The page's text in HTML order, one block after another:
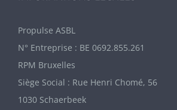
Propulse ASBL
N° Entreprise : BE 0692.855.261
RPM Bruxelles
Siège Social : Rue Henri Chomé, 56
1030 Schaerbeek